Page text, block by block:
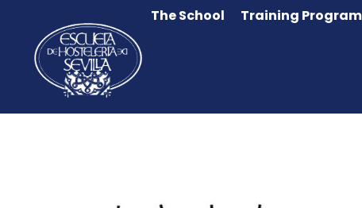
The School Training